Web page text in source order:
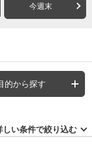
今週末
的から探す
しい条件で絞り込む